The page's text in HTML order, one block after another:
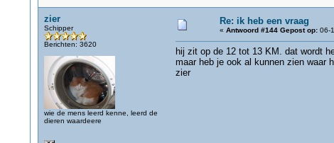
zier
Schipper
Berichten: 3620
wie de mens leerd kenne, leerd de
dieren waardeere
Re: ik heb een vraag
« Antwoord #144 Gepost op:06-
hij zit op de 12 tot 13 KM. dat wordt
maar heb je ook al kunnen zien waar
zier